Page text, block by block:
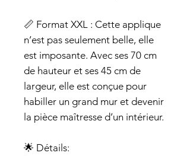
📏 Format XXL : Cette applique
n’est pas seulement belle, elle
est imposante. Avec ses 70 cm
de hauteur et ses 45 cm de
largeur, elle est conçue pour
habiller un grand mur et devenir
la pièce maîtresse d’un intérieur.
🌟 Détails: